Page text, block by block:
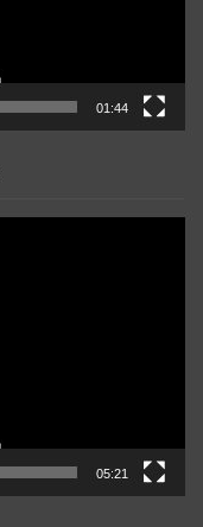
01:44
05:21